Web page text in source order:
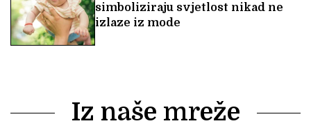
simboliziraju svjetlost nikad ne
izlaze iz mode
Iz naše mreže